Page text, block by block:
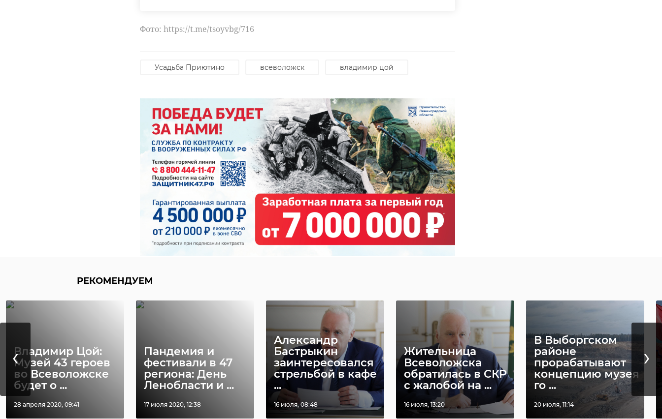
Фото: https://t.me/tsoyvbg/716
Усадьба Приютино всеволожск владимир цой
РЕКОМЕНДУЕМ
Владимир Цой:
Музей 43 героев
во Всеволожске
будет о ...
28 апреля 2020, 09:41
Пандемия и
фестивали в 47
региона: День
Ленобласти и ...
17 июля 2020, 12:38
Александр
Бастрыкин
заинтересовался
стрельбой в кафе
...
16 июля, 08:48
Жительница
Всеволожска
обратилась в СКР
с жалобой на ...
16 июля, 13:20
В Выборгском
районе
прорабатывают
концепцию музея
го ...
20 июля, 11:14
‹ ›
РЕКОМЕНДУЕМ
Петербурга одна
В Отрадном
задержан
краже детской ко
В Отрадном ищут
18 ноября 2019, 09:15
У пенсионерки из
Отрадного
26 марта 2020, 13:45 02 апреля 2020, 09:45